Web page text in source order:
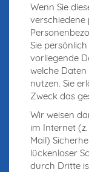
Wenn Sie
verschiedene
Sie
vorliegende
welche
nutzen. Sie
Zweck das
Wir weisen
im Internet
Mail)
lückenloser
durch Dritte